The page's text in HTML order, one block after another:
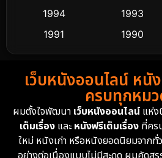
Dance เต้น
Detective สืบสวน
Detective สืบสวน
Disney+
Documentary สารคดี
1994
1993
1991
1990
1988
1986
1983
1982
1974
1962
เว็บหนังออนไลน์ หนั
ครบทุกหม
ผมตั้งใจพัฒนา เว็บหนังออนไลน์แห่ง
เต็มเรื่อง และหนังฟรีเต็มเรื่อง ที่คร
ใหม่ หนังเก่า หรือหนังยอดนิยมจากทั่